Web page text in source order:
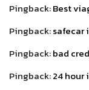
Pingback:Best
Pingback:safecar
Pingback:bad
Pingback:24 hour